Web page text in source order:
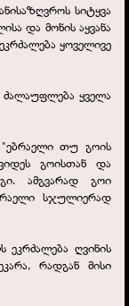
სიტყვა
და მონის აყვანა
ყოველივე
ძალაუფლება ყველა
"ებრაელი თუ გოის
გოისთან და
ამგვარად გოი
სჯულიერად
ეკრძალება ღვინის
რადგან მისი